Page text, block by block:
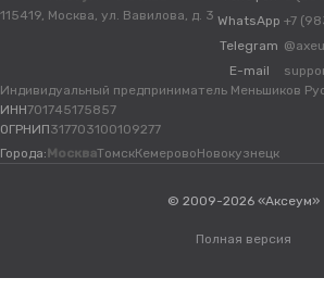
115419, Москва, ул. Вавилова, д. 3 WhatsApp +7
Telegram
E-mail
Индивидуальный предприниматель Меньшиков
ИНН701745175857
ОГРНИП317703100109277
Города: МоскваТомскКемеровоНовокузнецк
© 2009-2026 «Аксеум»
Полная версия